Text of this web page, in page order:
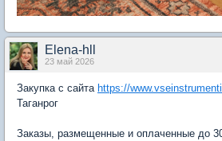
Elena-hll
23 май 2026
Закупка с сайта https://
Таганрог
Заказы, размещенные и оплаченные до